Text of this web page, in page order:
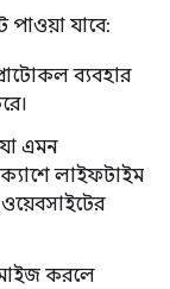
পাওয়া যাবে:
ব্যবহার
এমন
লাইফটাইম
করলে